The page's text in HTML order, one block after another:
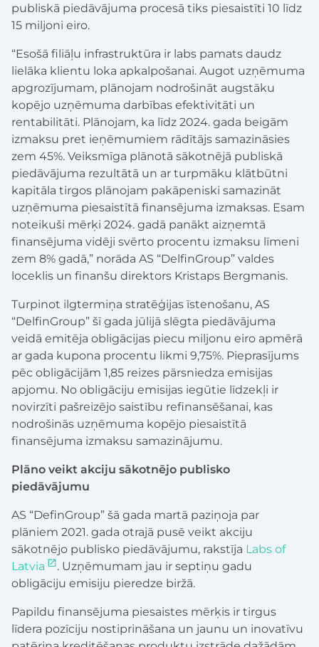
publiskā piedāvājuma procesā tiks piesaistīti 10 līdz
15 miljoni eiro.
“Esošā filiāļu infrastruktūra ir labs pamats daudz
lielāka klientu loka apkalpošanai. Augot uzņēmuma
apgrozījumam, plānojam nodrošināt augstāku
kopējo uzņēmuma darbības efektivitāti un
rentabilitāti. Plānojam, ka līdz 2024. gada beigām
izmaksu pret ieņēmumiem rādītājs samazināsies
zem 45%. Veiksmīga plānotā sākotnējā publiskā
piedāvājuma rezultātā un ar turpmāku klātbūtni
kapitāla tirgos plānojam pakāpeniski samazināt
uzņēmuma piesaistītā finansējuma izmaksas. Esam
noteikuši mērķi 2024. gadā panākt aizņemtā
finansējuma vidēji svērto procentu izmaksu līmeni
zem 8% gadā,” norāda AS “DelfinGroup” valdes
loceklis un finanšu direktors Kristaps Bergmanis.
Turpinot ilgtermiņa stratēģijas īstenošanu, AS
“DelfinGroup” šī gada jūlijā slēgta piedāvājuma
veidā emitēja obligācijas piecu miljonu eiro apmērā
ar gada kupona procentu likmi 9,75%. Pieprasījums
pēc obligācijām 1,85 reizes pārsniedza emisijas
apjomu. No obligāciju emisijas iegūtie līdzekļi ir
novirzīti pašreizējo saistību refinansēšanai, kas
nodrošinās uzņēmuma kopējo piesaistītā
finansējuma izmaksu samazinājumu.
Plāno veikt akciju sākotnējo publisko
piedāvājumu
AS “DefinGroup” šā gada martā paziņoja par
plāniem 2021. gada otrajā pusē veikt akciju
sākotnējo publisko piedāvājumu, rakstīja Labs of
Latvia
. Uzņēmumam jau ir septiņu gadu
obligāciju emisiju pieredze biržā.
Papildu finansējuma piesaistes mērķis ir tirgus
līdera pozīciju nostiprināšana un jaunu un inovatīvu